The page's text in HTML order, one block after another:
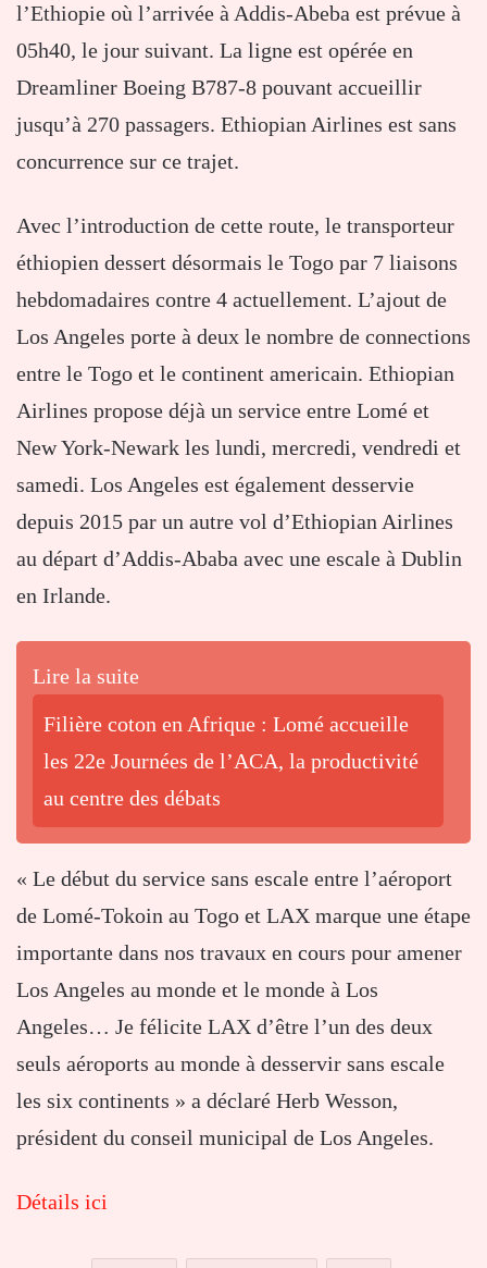
l’Ethiopie où l’arrivée à Addis-Abeba est prévue à
05h40, le jour suivant. La ligne est opérée en
Dreamliner Boeing B787-8 pouvant accueillir
jusqu’à 270 passagers. Ethiopian Airlines est sans
concurrence sur ce trajet.
Avec l’introduction de cette route, le transporteur
éthiopien dessert désormais le Togo par 7 liaisons
hebdomadaires contre 4 actuellement. L’ajout de
Los Angeles porte à deux le nombre de connections
entre le Togo et le continent americain. Ethiopian
Airlines propose déjà un service entre Lomé et
New York-Newark les lundi, mercredi, vendredi et
samedi. Los Angeles est également desservie
depuis 2015 par un autre vol d’Ethiopian Airlines
au départ d’Addis-Ababa avec une escale à Dublin
en Irlande.
Lire la suite
Filière coton en Afrique : Lomé accueille
les 22e Journées de l’ACA, la productivité
au centre des débats
« Le début du service sans escale entre l’aéroport
de Lomé-Tokoin au Togo et LAX marque une étape
importante dans nos travaux en cours pour amener
Los Angeles au monde et le monde à Los
Angeles… Je félicite LAX d’être l’un des deux
seuls aéroports au monde à desservir sans escale
les six continents » a déclaré Herb Wesson,
président du conseil municipal de Los Angeles.
Détails ici